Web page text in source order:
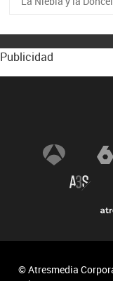
Publicidad
© Atresmedia